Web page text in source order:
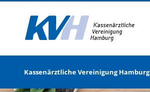
Kassenärztliche Vereinigung Hamburg